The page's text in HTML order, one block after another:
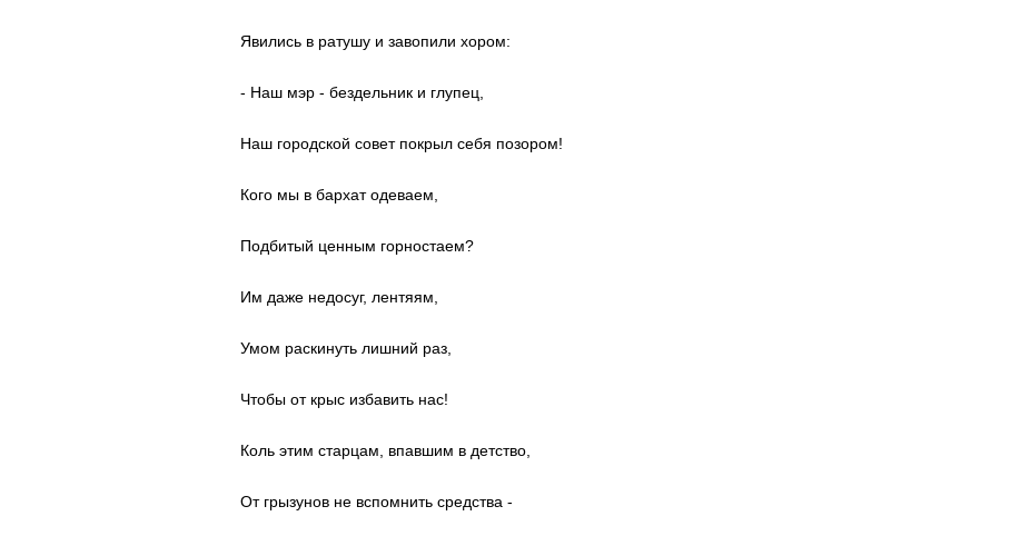
Явились в ратушу и завопили хором:
- Наш мэр - бездельник и глупец,
Наш городской совет покрыл себя позором!
Кого мы в бархат одеваем,
Подбитый ценным горностаем?
Им даже недосуг, лентяям,
Умом раскинуть лишний раз,
Чтобы от крыс избавить нас!
Коль этим старцам, впавшим в детство,
От грызунов не вспомнить средства -